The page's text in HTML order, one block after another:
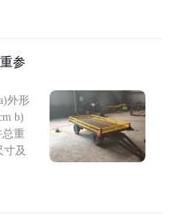
参
外形
b)
总重
及